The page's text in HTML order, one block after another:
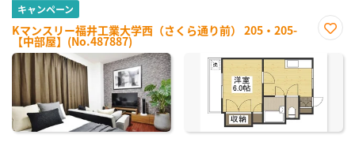
キャンペーン
Kマンスリー福井工業大学西（さくら通り前） 205・205-
【中部屋】(No.487887)
に入